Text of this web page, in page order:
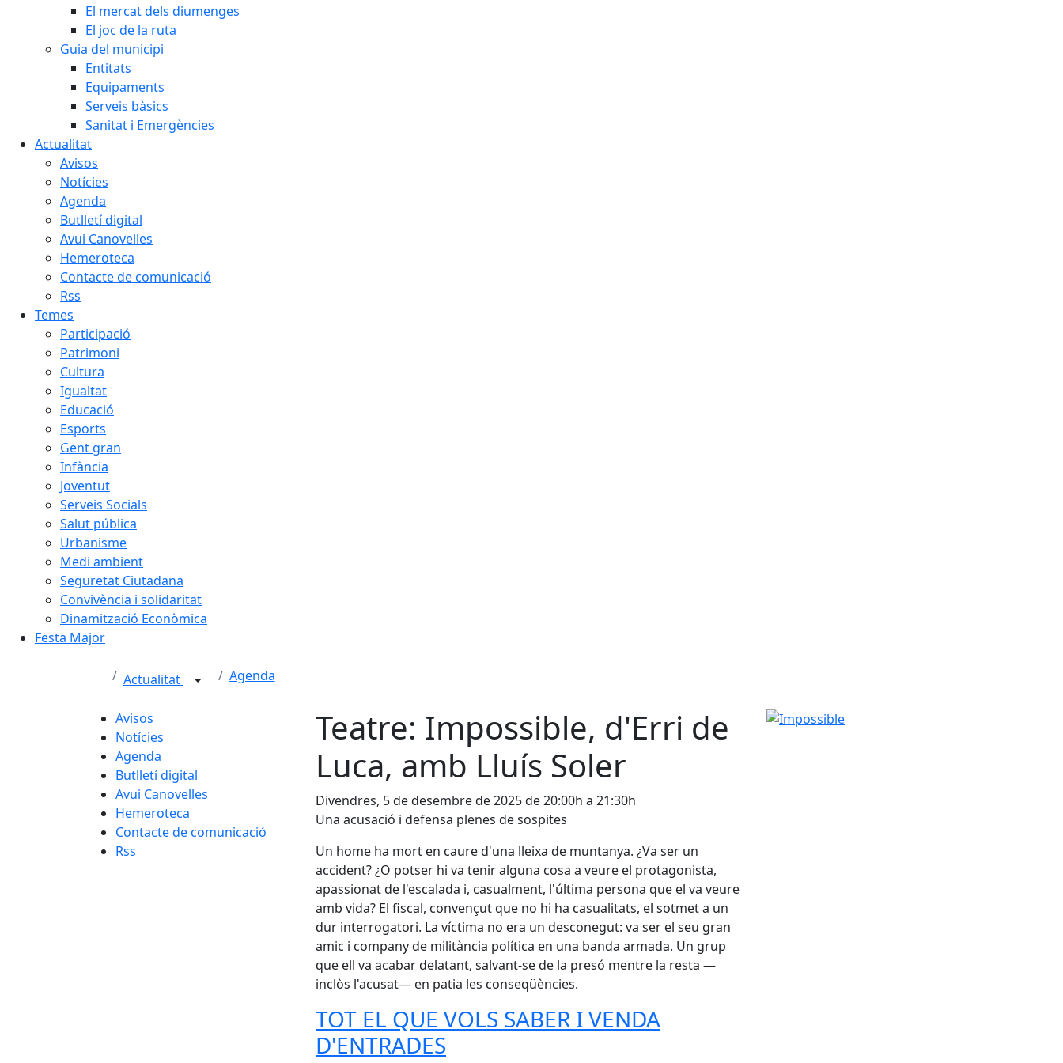
El mercat dels diumenges
El joc de la ruta
Guia del municipi
Entitats
Equipaments
Serveis bàsics
Sanitat i Emergències
Actualitat
Avisos
Notícies
Agenda
Butlletí digital
Avui Canovelles
Hemeroteca
Contacte de comunicació
Rss
Temes
Participació
Patrimoni
Cultura
Igualtat
Educació
Esports
Gent gran
Infància
Joventut
Serveis Socials
Salut pública
Urbanisme
Medi ambient
Seguretat Ciutadana
Convivència i solidaritat
Dinamització Econòmica
Festa Major
Actualitat Agenda
Avisos
Notícies
Agenda
Butlletí digital
Avui Canovelles
Hemeroteca
Contacte de comunicació
Rss
Teatre: Impossible, d'Erri de
Luca, amb Lluís Soler
Divendres, 5 de desembre de 2025 de 20:00h a 21:30h
Una acusació i defensa plenes de sospites
Un home ha mort en caure d'una lleixa de muntanya. ¿Va ser un
accident? ¿O potser hi va tenir alguna cosa a veure el protagonista,
apassionat de l'escalada i, casualment, l'última persona que el va veure
amb vida? El fiscal, convençut que no hi ha casualitats, el sotmet a un
dur interrogatori. La víctima no era un desconegut: va ser el seu gran
amic i company de militància política en una banda armada. Un grup
que ell va acabar delatant, salvant-se de la presó mentre la resta —
inclòs l'acusat— en patia les conseqüències.
TOT EL QUE VOLS SABER I VENDA
D'ENTRADES
Impossible